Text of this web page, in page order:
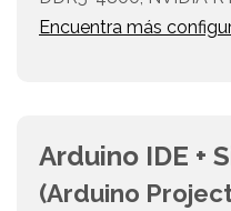
Encuentra más
Arduino IDE +
(Arduino